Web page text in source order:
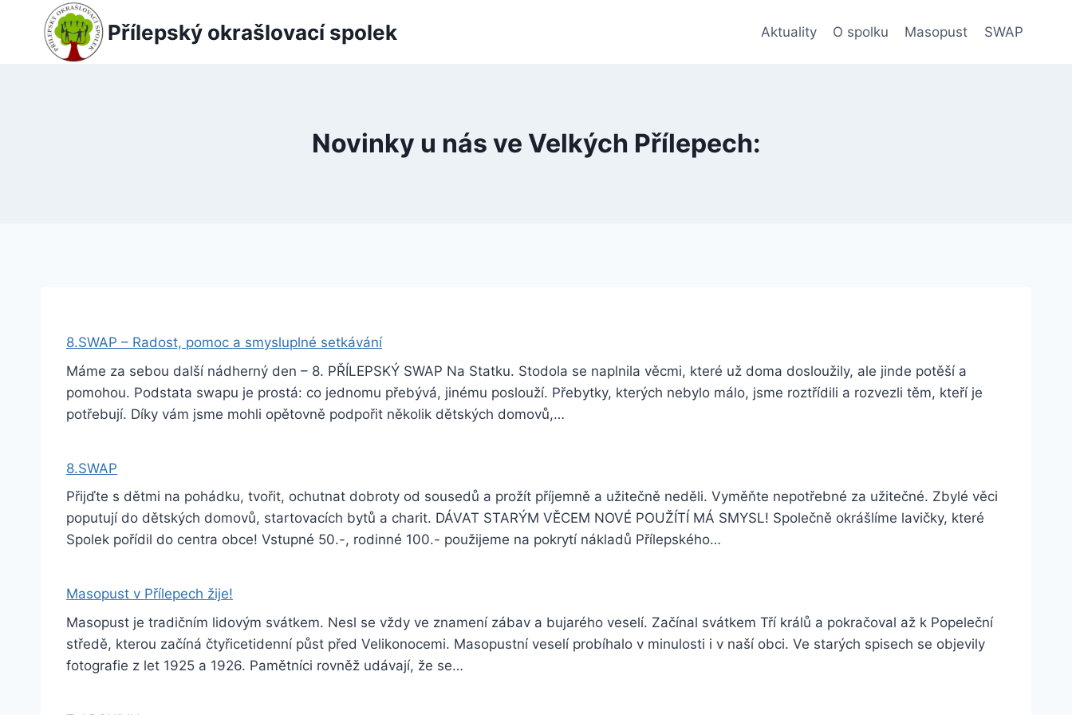
Přeskočit
Přílepský okrašlovací spolek Aktuality O spolku Masopust SWAP
Novinky u nás ve Velkých Přílepech:
8.SWAP – Radost, pomoc a smysluplné setkávání
Máme za sebou další nádherný den – 8. PŘÍLEPSKÝ SWAP Na Statku. Stodola se naplnila věcmi, které už doma dosloužily, ale jinde potěší a
pomohou. Podstata swapu je prostá: co jednomu přebývá, jinému poslouží. Přebytky, kterých nebylo málo, jsme roztřídili a rozvezli těm, kteří je
potřebují. Díky vám jsme mohli opětovně podpořit několik dětských domovů,…
8.SWAP
Přijďte s dětmi na pohádku, tvořit, ochutnat dobroty od sousedů a prožít příjemně a užitečně neděli. Vyměňte nepotřebné za užitečné. Zbylé věci
poputují do dětských domovů, startovacích bytů a charit. DÁVAT STARÝM VĚCEM NOVÉ POUŽÍTÍ MÁ SMYSL! Společně okrášlíme lavičky, které
Spolek pořídil do centra obce! Vstupné 50.-, rodinné 100.- použijeme na pokrytí nákladů Přílepského…
Masopust v Přílepech žije!
Masopust je tradičním lidovým svátkem. Nesl se vždy ve znamení zábav a bujarého veselí. Začínal svátkem Tří králů a pokračoval až k Popeleční
středě, kterou začíná čtyřicetidenní půst před Velikonocemi. Masopustní veselí probíhalo v minulosti i v naší obci. Ve starých spisech se objevily
fotografie z let 1925 a 1926. Pamětníci rovněž udávají, že se…